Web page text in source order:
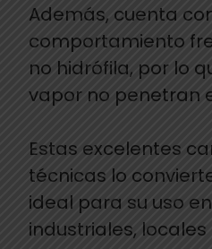
Además, cuenta
comportamiento
no hidrófila, por lo
vapor no penetran
Estas excelentes
técnicas lo
ideal para su uso
industriales,